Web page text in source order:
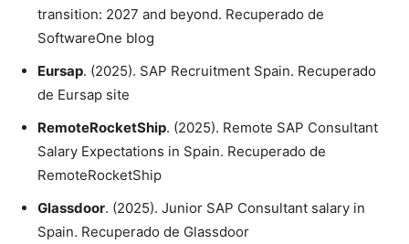
transition: 2027 and beyond. Recuperado de
SoftwareOne blog
Eursap. (2025). SAP Recruitment Spain. Recuperado
de Eursap site
RemoteRocketShip. (2025). Remote SAP Consultant
Salary Expectations in Spain. Recuperado de
RemoteRocketShip
Glassdoor. (2025). Junior SAP Consultant salary in
Spain. Recuperado de Glassdoor